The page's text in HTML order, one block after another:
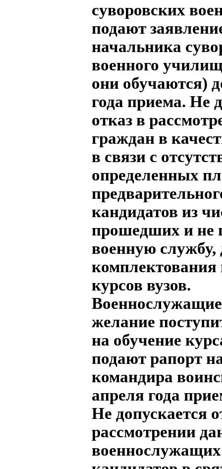
суворовских
подают
начальника
военного
они обучаются)
года приема. Не
отказ в
граждан в
в связи с
определенных
кандидатов из
прошедших и не
военную службу,
курсов вузов.
желание
на обучение
подают рапорт
командира
апреля года
Не допускается
рассмотрении
военнослужащих